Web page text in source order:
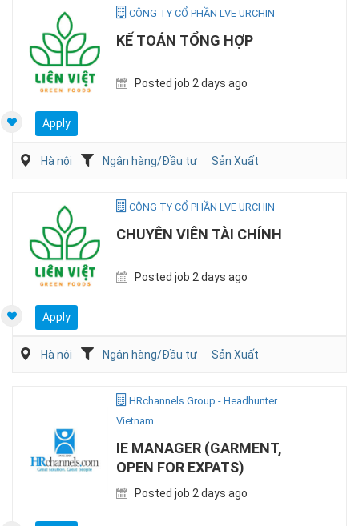
CÔNG TY CỔ PHẦN LVE URCHIN
KẾ TOÁN TỔNG HỢP
Posted job 2 days ago
Apply
Hà nội Ngân hàng/Đầu tư Sản Xuất
CÔNG TY CỔ PHẦN LVE URCHIN
CHUYÊN VIÊN TÀI CHÍNH
Posted job 2 days ago
Apply
Hà nội Ngân hàng/Đầu tư Sản Xuất
HRchannels Group - Headhunter
Vietnam
IE MANAGER (GARMENT,
OPEN FOR EXPATS)
Posted job 2 days ago